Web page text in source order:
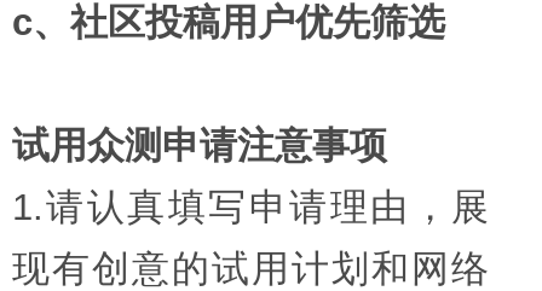
c、社区投稿用户优先筛选
试用众测申请注意事项
1.请认真填写申请理由，展
现有创意的试用计划和网络